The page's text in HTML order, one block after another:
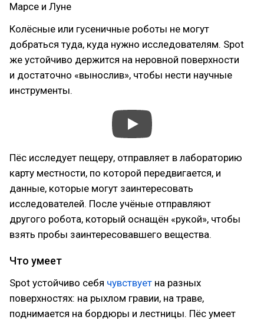
Марсе и Луне
Колёсные или гусеничные роботы не могут
добраться туда, куда нужно исследователям. Spot
же устойчиво держится на неровной поверхности
и достаточно «вынослив», чтобы нести научные
инструменты.
Пёс исследует пещеру, отправляет в лабораторию
карту местности, по которой передвигается, и
данные, которые могут заинтересовать
исследователей. После учёные отправляют
другого робота, который оснащён «рукой», чтобы
взять пробы заинтересовавшего вещества.
Что умеет
Spot устойчиво себя чувствует на разных
поверхностях: на рыхлом гравии, на траве,
поднимается на бордюры и лестницы. Пёс умеет